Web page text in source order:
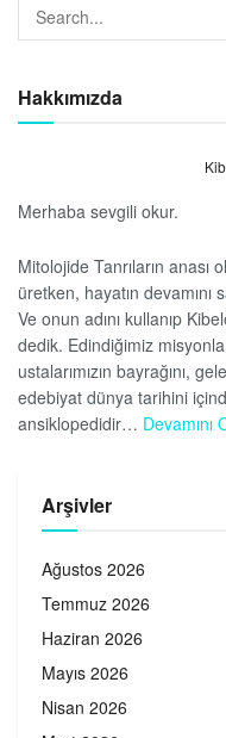
Hakkımızda
Merhaba sevgili okur.
Mitolojide Tanrıların anası
üretken, hayatın
Ve onun adını kullanıp
dedik. Edindiğimiz
ustalarımızın bayrağını,
edebiyat dünya tarihini
ansiklopedidir… Devamını
Arşivler
Ağustos 2026
Temmuz 2026
Haziran 2026
Mayıs 2026
Nisan 2026